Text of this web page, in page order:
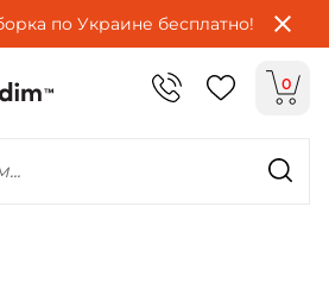
по Украине бесплатно!
0